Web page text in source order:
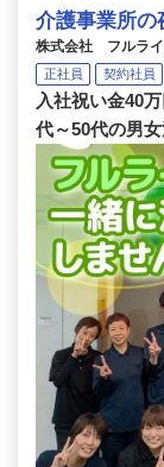
介護事業所の
株式会社 フルラ
正社員 契約社員
入社祝い金40
代～50代の男